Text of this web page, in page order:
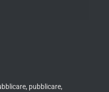
pubblicare,